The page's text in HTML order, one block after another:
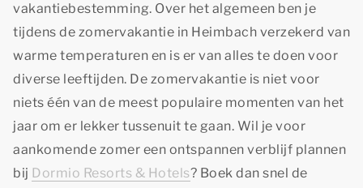
vakantiebestemming. Over het algemeen ben je
tijdens de zomervakantie in Heimbach verzekerd van
warme temperaturen en is er van alles te doen voor
diverse leeftijden. De zomervakantie is niet voor
niets één van de meest populaire momenten van het
jaar om er lekker tussenuit te gaan. Wil je voor
aankomende zomer een ontspannen verblijf plannen
bij Dormio Resorts & Hotels? Boek dan snel de